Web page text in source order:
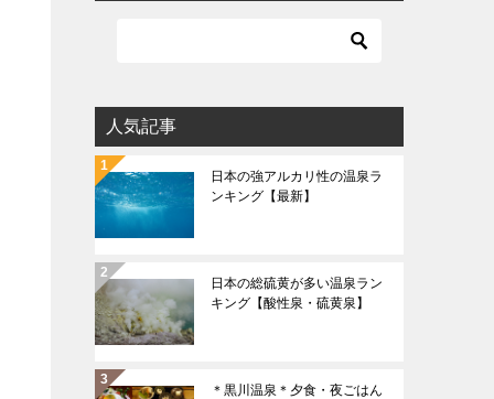
人気記事
日本の強アルカリ性の温泉ラ
ンキング【最新】
日本の総硫黄が多い温泉ラン
キング【酸性泉・硫黄泉】
＊黒川温泉＊夕食・夜ごはん